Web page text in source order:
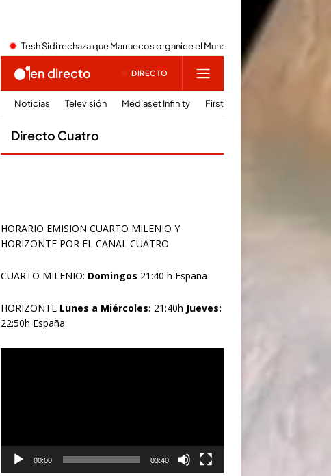
HORARIO EMISION CUARTO MILENIO Y
HORIZONTE POR EL CANAL CUATRO
CUARTO MILENIO: Domingos 21:40 h España
HORIZONTE Lunes a Miércoles: 21:40h Jueves:
22:50h España
00:00 03:40